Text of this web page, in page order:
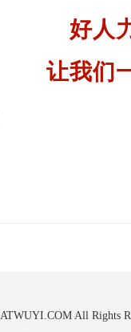
好人
让我们
All Rights